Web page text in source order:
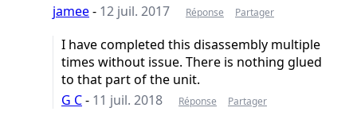
jamee- 12 juil. 2017 Réponse Partager
I have completed this disassembly multiple
times without issue. There is nothing glued
to that part of the unit.
G C- 11 juil. 2018 Réponse Partager